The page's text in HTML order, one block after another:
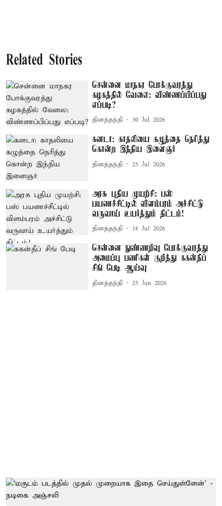
Related Stories
சென்னை மாநகர போக்குவரத்து
கழகத்தில் வேலை: விண்ணப்பிப்பது
எப்படி?
தினத்தந்தி 30 Jul 2026
கனடா: காதலியை கழுத்தை நெரித்து
கொன்ற இந்திய இளைஞர்
தினத்தந்தி 25 Jul 2026
அரசு புதிய முயற்சி: பஸ்
பயணச்சீட்டில் விளம்பரம் அச்சிட்டு
வருவாய் உயர்த்தும் திட்டம்!
தினத்தந்தி 18 Jul 2026
சென்னை நுண்ணறிவு போக்குவரத்து
அமைப்பு பணிகள் குறித்து ககன்தீப்
சிங் பேடி ஆய்வு
தினத்தந்தி 25 Jun 2026